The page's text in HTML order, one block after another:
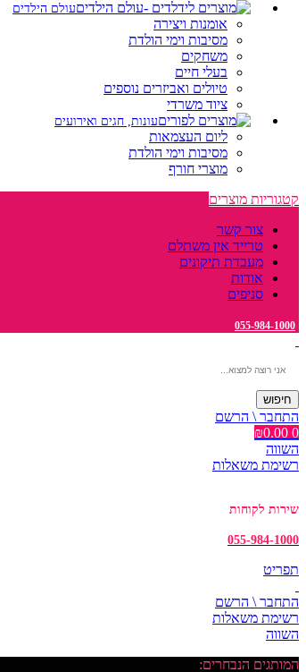
עולם הילדים
אומנות ויצירה
מסיבות וימי הולדת
משחקים
בעלי חיים
טיולים ואביזרים נוספים
ציוד משרדי
עונות, חגים ואירועים
ליום העצמאות
מסיבות וימי הולדת
מוצרי חורף
קטגוריות מוצרים
צור קשר
טרייד אין משתלם
מעבדת תיקונים
אודות
סניפים
055-984-1000
חיפוש
התחבר \ הרשם
0
₪0.00
השווה
רשימת משאלות
שירות לקוחות
055-984-1000
תפריט
התחבר \ הרשם
רשימת משאלות
השווה
המותגים הנבחרים: